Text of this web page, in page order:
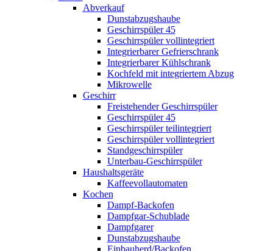
Abverkauf
Dunstabzugshaube
Geschirrspüler 45
Geschirrspüler vollintegriert
Integrierbarer Gefrierschrank
Integrierbarer Kühlschrank
Kochfeld mit integriertem Abzug
Mikrowelle
Geschirr
Freistehender Geschirrspüler
Geschirrspüler 45
Geschirrspüler teilintegriert
Geschirrspüler vollintegriert
Standgeschirrspüler
Unterbau-Geschirrspüler
Haushaltsgeräte
Kaffeevollautomaten
Kochen
Dampf-Backofen
Dampfgar-Schublade
Dampfgarer
Dunstabzugshaube
Einbauherd/Backofen